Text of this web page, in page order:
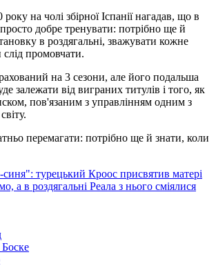
на чолі збірної Іспанії нагадав, що в
добре тренувати: потрібно ще й
в роздягальні, зважувати кожне
слід промовчати.
на 3 сезони, але його подальша
залежати від виграних титулів і того, як
пов'язаним з управлінням одним з
перемагати: потрібно ще й знати, коли
турецький Кроос присвятив матері
а в роздягальні Реала з нього сміялися
Боске